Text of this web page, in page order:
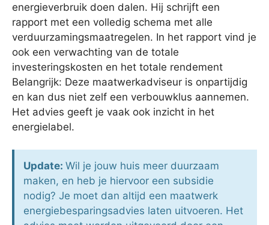
energieverbruik doen dalen. Hij schrijft een
rapport met een volledig schema met alle
verduurzamingsmaatregelen. In het rapport vind je
ook een verwachting van de totale
investeringskosten en het totale rendement
Belangrijk: Deze maatwerkadviseur is onpartijdig
en kan dus niet zelf een verbouwklus aannemen.
Het advies geeft je vaak ook inzicht in het
energielabel.
Update: Wil je jouw huis meer duurzaam
maken, en heb je hiervoor een subsidie
nodig? Je moet dan altijd een maatwerk
energiebesparingsadvies laten uitvoeren. Het